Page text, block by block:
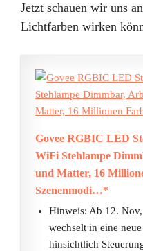
Jetzt schauen wir uns
Lichtfarben wirken
Govee RGBIC LED
WiFi Stehlampe
und Matter, 16
Szenenmodi…*
Hinweis: Ab 12. Nov,
wechselt in eine
hinsichtlich